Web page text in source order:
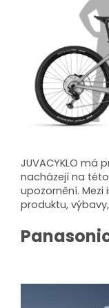
JUVACYKLO má
nacházejí na
upozornění.
produktu,